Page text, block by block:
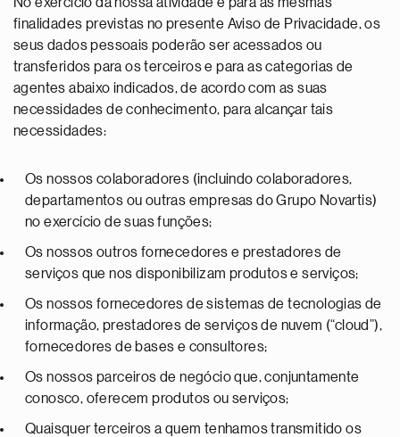
finalidades previstas no presente Aviso de Privacidade, os
seus dados pessoais poderão ser acessados ou
transferidos para os terceiros e para as categorias de
agentes abaixo indicados, de acordo com as suas
necessidades de conhecimento, para alcançar tais
necessidades:
Os nossos colaboradores (incluindo colaboradores,
departamentos ou outras empresas do Grupo Novartis)
no exercício de suas funções;
Os nossos outros fornecedores e prestadores de
serviços que nos disponibilizam produtos e serviços;
Os nossos fornecedores de sistemas de tecnologias de
informação, prestadores de serviços de nuvem (“cloud”),
fornecedores de bases e consultores;
Os nossos parceiros de negócio que, conjuntamente
conosco, oferecem produtos ou serviços;
Quaisquer terceiros a quem tenhamos transmitido os